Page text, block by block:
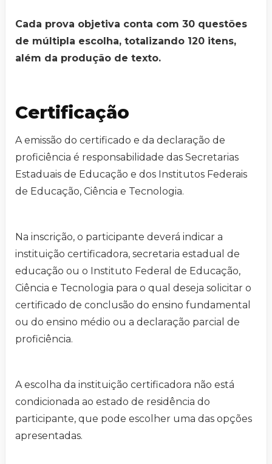
Cada prova objetiva conta com 30 questões
de múltipla escolha, totalizando 120 itens,
além da produção de texto.
Certificação
A emissão do certificado e da declaração de
proficiência é responsabilidade das Secretarias
Estaduais de Educação e dos Institutos Federais
de Educação, Ciência e Tecnologia.
Na inscrição, o participante deverá indicar a
instituição certificadora, secretaria estadual de
educação ou o Instituto Federal de Educação,
Ciência e Tecnologia para o qual deseja solicitar o
certificado de conclusão do ensino fundamental
ou do ensino médio ou a declaração parcial de
proficiência.
A escolha da instituição certificadora não está
condicionada ao estado de residência do
participante, que pode escolher uma das opções
apresentadas.